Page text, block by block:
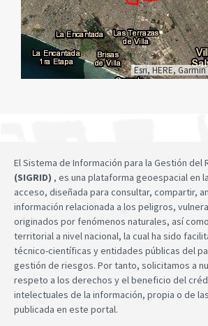
Esri, HERE, Garmin
El Sistema de Información para la Gestión del
(SIGRID) , es una plataforma geoespacial en
acceso, diseñada para consultar, compartir,
información relacionada a los peligros,
originados por fenómenos naturales, así
territorial a nivel nacional, la cual ha sido
técnico-científicas y entidades públicas del
gestión de riesgos. Por tanto, solicitamos a
respeto a los derechos y el beneficio del
intelectuales de la información, propia o de
publicada en este portal.